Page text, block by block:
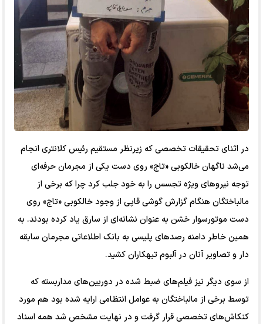
در اثنای تحقیقات تخصصی که زیرنظر مستقیم رئیس کلانتری انجام
می‌شد ناگهان خالکوبی «تاج» روی دست یکی از مجرمان حرفه‌ای
توجه نیرو‌های ویژه تجسس را به خود جلب کرد چرا که برخی از
مالباختگان هنگام گزارش گوشی قاپی از وجود خالکوبی «تاج» روی
دست موتورسوار خشن به عنوان نشانه‌ای از سارق یاد کرده بودند. به
همین خاطر دامنه رصد‌های پلیسی به بانک اطلاعاتی مجرمان سابقه
دار و تصاویر آنان در آلبوم تبهکاران کشید.
از سوی دیگر نیز فیلم‌های ضبط شده در دوربین‌های مداربسته که
توسط برخی از مالباختگان به عوامل انتظامی ارایه شده بود هم مورد
کنکاش‌های تخصصی قرار گرفت و در نهایت مشخص شد همه اسناد